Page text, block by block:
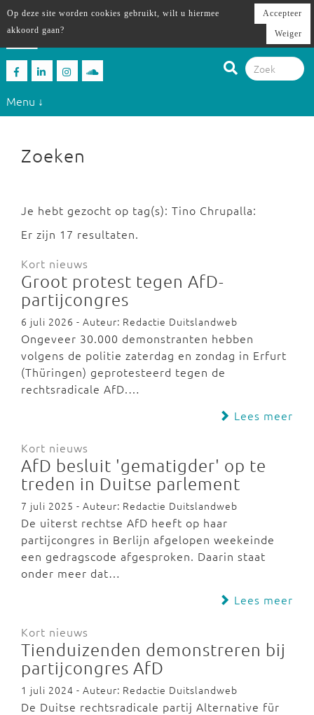
Menu ↓
Zoeken
Je hebt gezocht op tag(s): Tino Chrupalla:
Er zijn 17 resultaten.
Kort nieuws
Groot protest tegen AfD-
partijcongres
6 juli 2026 - Auteur: Redactie Duitslandweb
Ongeveer 30.000 demonstranten hebben
volgens de politie zaterdag en zondag in Erfurt
(Thüringen) geprotesteerd tegen de
rechtsradicale AfD.…
Lees meer
Kort nieuws
AfD besluit 'gematigder' op te
treden in Duitse parlement
7 juli 2025 - Auteur: Redactie Duitslandweb
De uiterst rechtse AfD heeft op haar
partijcongres in Berlijn afgelopen weekeinde
een gedragscode afgesproken. Daarin staat
onder meer dat…
Lees meer
Kort nieuws
Tienduizenden demonstreren bij
partijcongres AfD
1 juli 2024 - Auteur: Redactie Duitslandweb
De Duitse rechtsradicale partij Alternative für
Op deze site worden cookies gebruikt, wilt u hiermee
akkoord gaan?
Accepteer
Weiger